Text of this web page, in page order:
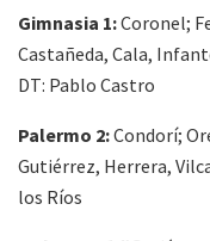
Gimnasia 1:Coronel;
Castañeda, Cala,
DT: Pablo Castro
Palermo 2:Condorí;
Gutiérrez, Herrera,
los Ríos